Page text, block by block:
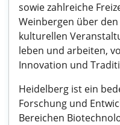
sowie zahlreiche
Weinbergen über
kulturellen
leben und arbeiten,
Innovation und
Heidelberg ist ein
Forschung und
Bereichen